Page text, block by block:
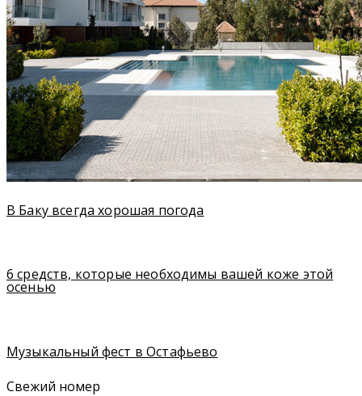
В Баку всегда хорошая погода
6 средств, которые необходимы вашей коже этой
осенью
Музыкальный фест в Остафьево
Свежий номер